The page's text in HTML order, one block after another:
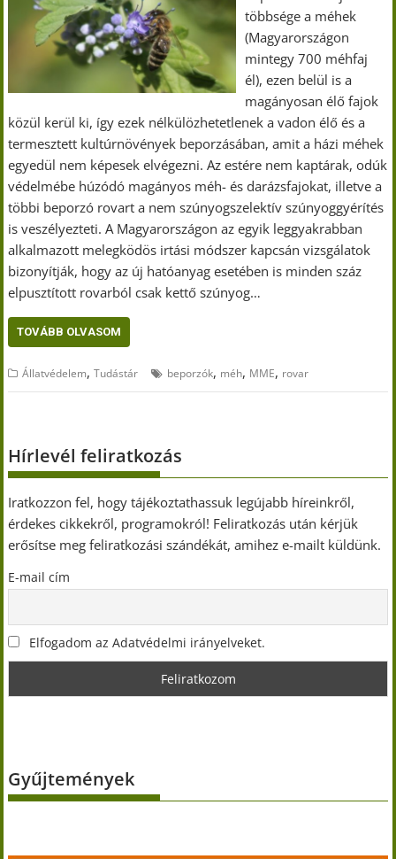
többsége a méhek
(Magyarországon
mintegy 700 méhfaj
él), ezen belül is a
magányosan élő fajok
közül kerül ki, így ezek nélkülözhetetlenek a vadon élő és a
termesztett kultúrnövények beporzásában, amit a házi méhek
egyedül nem képesek elvégezni. Az estére nem kaptárak, odúk
védelmébe húzódó magányos méh- és darázsfajokat, illetve a
többi beporzó rovart a nem szúnyogszelektív szúnyoggyérítés
is veszélyezteti. A Magyarországon az egyik leggyakrabban
alkalmazott melegködös irtási módszer kapcsán vizsgálatok
bizonyítják, hogy az új hatóanyag esetében is minden száz
elpusztított rovarból csak kettő szúnyog…
TOVÁBB OLVASOM
Állatvédelem,Tudástár beporzók, méh, MME, rovar
Hírlevél feliratkozás
Iratkozzon fel, hogy tájékoztathassuk legújabb híreinkről,
érdekes cikkekről, programokról! Feliratkozás után kérjük
erősítse meg feliratkozási szándékát, amihez e-mailt küldünk.
E-mail cím
Elfogadom az Adatvédelmi irányelveket.
Gyűjtemények